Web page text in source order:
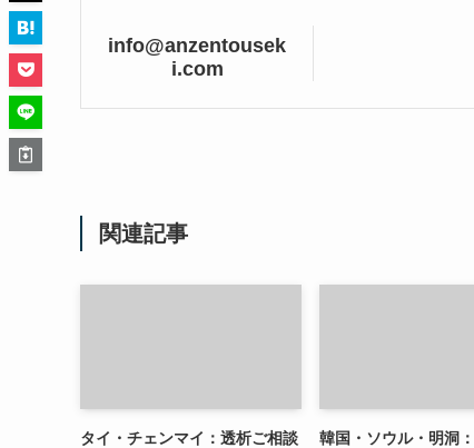
info@anzentousek
i.com
関連記事
タイ・チェンマイ：透析ご相談
韓国・ソウル・明洞